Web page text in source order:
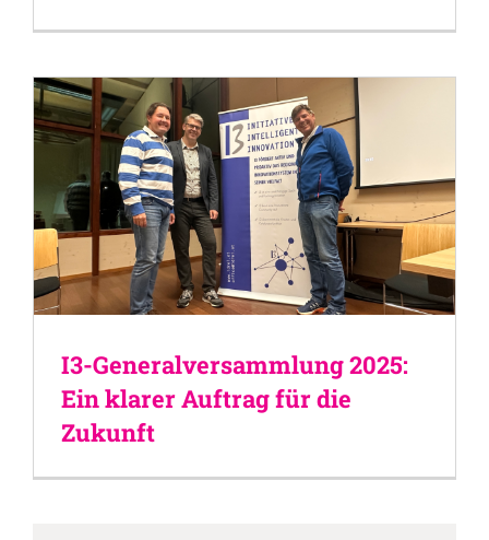
I3-Generalversammlung 2025:
Ein klarer Auftrag für die
Zukunft